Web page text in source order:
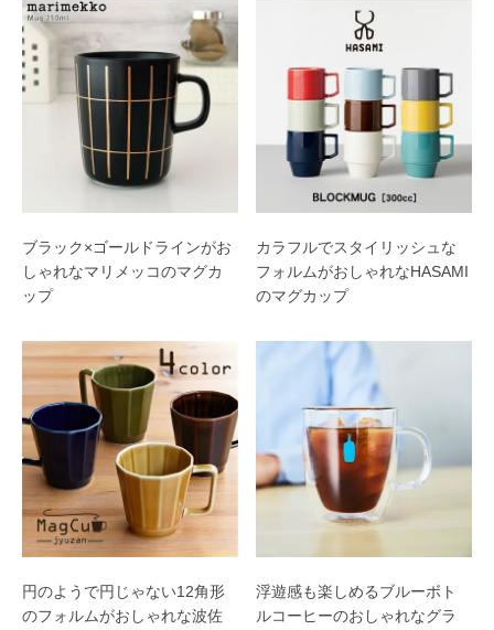
ブラック×ゴールドラインがお
しゃれなマリメッコのマグカ
ップ
カラフルでスタイリッシュな
フォルムがおしゃれなHASAMI
のマグカップ
円のようで円じゃない12角形
のフォルムがおしゃれな波佐
浮遊感も楽しめるブルーボト
ルコーヒーのおしゃれなグラ